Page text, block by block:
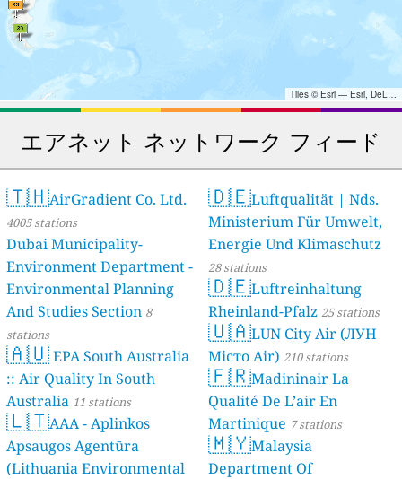
Tiles © Esri — Esri, DeLorme, NAVTEQ, TomTom, Intermap, iPC, USGS, FAO, NPS, NRCAN, GeoBase, Kadaster NL, Ordnance Survey, Esri Japan, METI, Esri China (Hong Kong), and the GIS User Community
エアネット ネットワーク フィード
🇹🇭AirGradient Co. Ltd.
4005 stations
Dubai Municipality-
Environment Department -
Environmental Planning
And Studies Section 8
stations
🇦🇺EPA South Australia
:: Air Quality In South
Australia 11 stations
🇱🇹AAA - Aplinkos
Apsaugos Agentūra
(Lithuania Environmental
🇩🇪Luftqualität | Nds.
Ministerium Für Umwelt,
Energie Und Klimaschutz
28 stations
🇩🇪Luftreinhaltung
Rheinland-Pfalz 25 stations
🇺🇦LUN City Air (ЛУН
Місто Air) 210 stations
🇫🇷Madininair La
Qualité De L’air En
Martinique 7 stations
🇲🇾Malaysia
Department Of